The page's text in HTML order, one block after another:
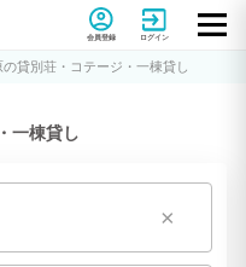
タビルモ)
会員登録 ログイン
貸別荘・コテージ・一棟貸し
一棟貸し
×